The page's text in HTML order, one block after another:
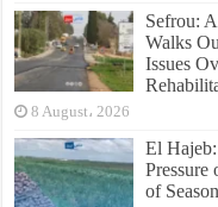
Sefrou:
Walks
Issues
8 August، 2026
El
Pressure
of